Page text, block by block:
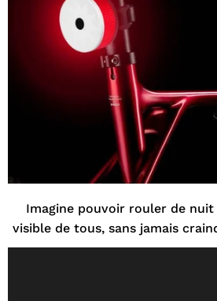
Imagine pouvoir rouler de
visible de tous, sans jamais